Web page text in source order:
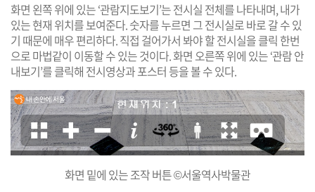
화면 왼쪽 위에 있는 ‘관람지도보기’는 전시실 전체를 나타내며, 내가
있는 현재 위치를 보여준다. 숫자를 누르면 그 전시실로 바로 갈 수 있
기 때문에 매우 편리하다. 직접 걸어가서 봐야 할 전시실을 클릭 한번
으로 마법같이 이동할 수 있는 것이다. 화면 오른쪽 위에 있는 ‘관람 안
내보기’를 클릭해 전시영상과 포스터 등을 볼 수 있다.
화면 밑에 있는 조작 버튼 ©서울역사박물관